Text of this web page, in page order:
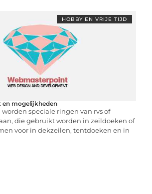
HOBBY EN VRIJE TIJD
en mogelijkheden
speciale ringen van rvs of
die gebruikt worden in zeildoeken of
voor in dekzeilen, tentdoeken en in